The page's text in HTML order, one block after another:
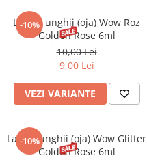
Creion dermatograf pleoape
Tus de ochi
Mascara (rimel)
Adeziv gene false
Machiaj Buze
Scrub
Creme/seruri ochi
Plasturi/Patch-uri
Sapun facial
Parfum/Apa de toaleta
dama/barbati
Produse pentru picioare
Produse Pentru Epilare
Periute dinti
Sampon Uscat
-10%
Lac de unghii (oja) Wow Roz
Golden Rose 6ml
10,00 Lei
9,00 Lei
VEZI VARIANTE
-10%
Lac de unghii (oja) Wow Glitter
Golden Rose 6ml